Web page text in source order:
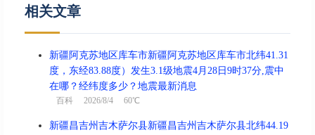
相关文章
新疆阿克苏地区库车市新疆阿克苏地区库车市北纬41.31
度，东经83.88度）发生3.1级地震4月28日9时37分,震中
在哪？经纬度多少？地震最新消息
百科 2026/8/4 60℃
新疆昌吉州吉木萨尔县新疆昌吉州吉木萨尔县北纬44.19